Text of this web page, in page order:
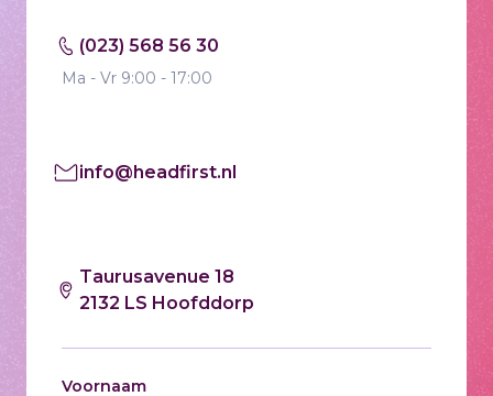
(023) 568 56 30
Ma - Vr 9:00 - 17:00
info@headfirst.nl
Taurusavenue 18
2132 LS Hoofddorp
Voornaam